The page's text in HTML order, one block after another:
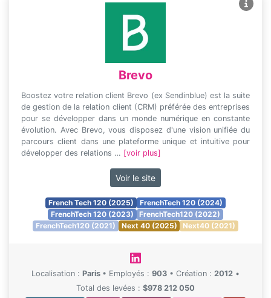
Brevo
Boostez votre relation client Brevo (ex Sendinblue) est la suite
de gestion de la relation client (CRM) préférée des entreprises
pour se développer dans un monde numérique en constante
évolution. Avec Brevo, vous disposez d'une vision unifiée du
parcours client dans une plateforme unique et intuitive pour
développer des relations … [voir plus]
Voir le site
French Tech 120 (2025)
FrenchTech 120 (2024)
FrenchTech 120 (2023)
FrenchTech120 (2022)
FrenchTech120 (2021)
Next 40 (2025) Next40 (2021)
Localisation : Paris • Employés : 903 • Création : 2012 •
Total des levées : $978 212 050